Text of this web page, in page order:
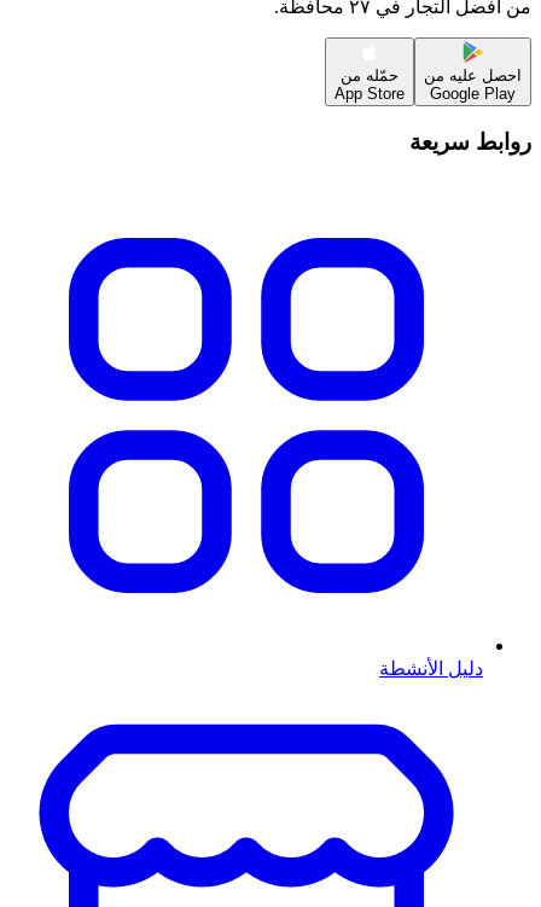
من أفضل التجار في ٢٧ محافظة.
احصل عليه من
Google Play
حمّله من
App Store
روابط سريعة
دليل الأنشطة